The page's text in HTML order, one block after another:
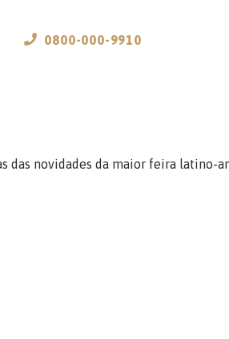
0800-000-9910
das novidades da maior feira latino-